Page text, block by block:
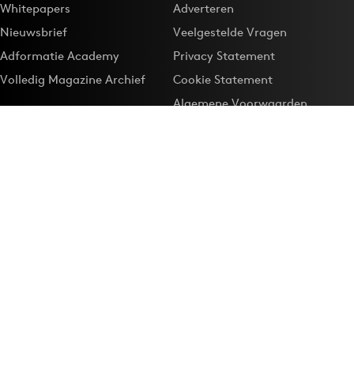
Whitepapers
Nieuwsbrief
Adformatie Academy
Volledig Magazine Archief
Adverteren
Veelgestelde Vragen
Privacy Statement
Cookie Statement
Algemene Voorwaarden